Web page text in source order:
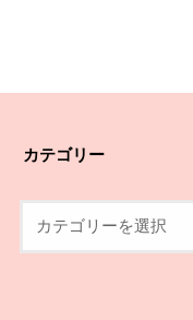
カテゴリー